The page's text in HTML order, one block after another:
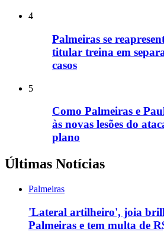
4
Palmeiras se
titular treina em
casos
5
Como Palmeiras e
às novas lesões do
plano
Últimas Notícias
Palmeiras
'Lateral artilheiro', joia
Palmeiras e tem multa de